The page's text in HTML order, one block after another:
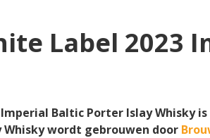
Label 2023
Baltic Porter Islay Whisky is
wordt gebrouwen door